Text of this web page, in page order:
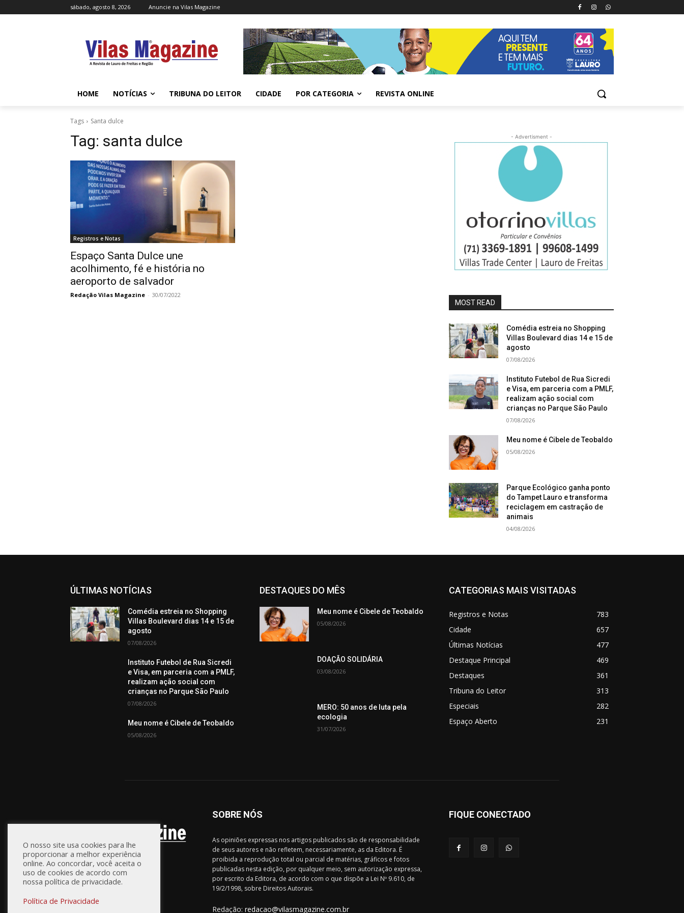
sábado, agosto 8, 2026 Anuncie na Vilas Magazine
HOME NOTÍCIAS TRIBUNA DO LEITOR CIDADE POR CATEGORIA REVISTA ONLINE
Tags Santa dulce
Tag: santa dulce
Registros e Notas
Espaço Santa Dulce une
acolhimento, fé e história no
aeroporto de salvador
Redação Vilas Magazine - 30/07/2022
- Advertisment -
MOST READ
Comédia estreia no Shopping
Villas Boulevard dias 14 e 15 de
agosto
07/08/2026
Instituto Futebol de Rua Sicredi
e Visa, em parceria com a PMLF,
realizam ação social com
crianças no Parque São Paulo
07/08/2026
Meu nome é Cibele de Teobaldo
05/08/2026
Parque Ecológico ganha ponto
do Tampet Lauro e transforma
reciclagem em castração de
animais
04/08/2026
ÚLTIMAS NOTÍCIAS
Comédia estreia no Shopping
Villas Boulevard dias 14 e 15 de
agosto
07/08/2026
Instituto Futebol de Rua Sicredi
e Visa, em parceria com a PMLF,
realizam ação social com
crianças no Parque São Paulo
07/08/2026
Meu nome é Cibele de Teobaldo
05/08/2026
DESTAQUES DO MÊS
Meu nome é Cibele de Teobaldo
05/08/2026
DOAÇÃO SOLIDÁRIA
03/08/2026
MERO: 50 anos de luta pela
ecologia
31/07/2026
CATEGORIAS MAIS VISITADAS
Registros e Notas
783
Cidade
657
Últimas Notícias
477
Destaque Principal
469
Destaques
361
Tribuna do Leitor
313
Especiais
282
Espaço Aberto
231
SOBRE NÓS
As opiniões expressas nos artigos publicados são de responsabilidade
de seus autores e não refletem, necessariamente, as da Editora. É
proibida a reprodução total ou parcial de matérias, gráficos e fotos
publicadas nesta edição, por qualquer meio, sem autorização expressa,
por escrito da Editora, de acordo com o que dispõe a Lei Nº 9.610, de
19/2/1998, sobre Direitos Autorais.
Redação: redacao@vilasmagazine.com.br
FIQUE CONECTADO
O nosso site usa cookies para lhe
proporcionar a melhor experiência
online. Ao concordar, você aceita o
uso de cookies de acordo com
nossa política de privacidade.
Política de Privacidade